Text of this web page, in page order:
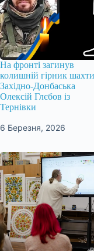
На фронті загинув
колишній гірник шахти
Західно-Донбаська
Олексій Глєбов із
Тернівки
6 Березня, 2026